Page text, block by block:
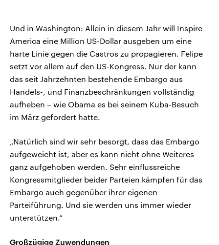
Und in Washington: Allein in diesem Jahr will Inspire
America eine Million US-Dollar ausgeben um eine
harte Linie gegen die Castros zu propagieren. Felipe
setzt vor allem auf den US-Kongress. Nur der kann
das seit Jahrzehnten bestehende Embargo aus
Handels-, und Finanzbeschränkungen vollständig
aufheben – wie Obama es bei seinem Kuba-Besuch
im März gefordert hatte.
„Natürlich sind wir sehr besorgt, dass das Embargo
aufgeweicht ist, aber es kann nicht ohne Weiteres
ganz aufgehoben werden. Sehr einflussreiche
Kongressmitglieder beider Parteien kämpfen für das
Embargo auch gegenüber ihrer eigenen
Parteiführung. Und sie werden uns immer wieder
unterstützen.“
Großzügige Zuwendungen